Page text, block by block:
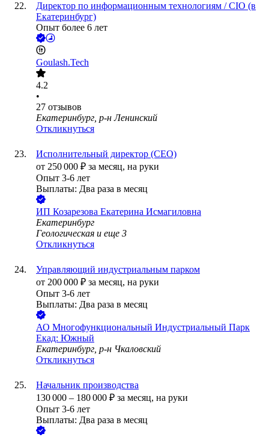
Директор по информационным технологиям / CIO (в
Екатеринбург)
Опыт более 6 лет
Goulash.Tech
4.2
•
27 отзывов
Екатеринбург, р-н Ленинский
Откликнуться
Исполнительный директор (CEO)
от 250 000 ₽ за месяц, на руки
Опыт 3-6 лет
Выплаты: Два раза в месяц
ИП Козарезова Екатерина Исмагиловна
Екатеринбург
Геологическая и еще 3
Откликнуться
Управляющий индустриальным парком
от 200 000 ₽ за месяц, на руки
Опыт 3-6 лет
Выплаты: Два раза в месяц
АО Многофункциональный Индустриальный Парк
Екад: Южный
Екатеринбург, р-н Чкаловский
Откликнуться
Начальник производства
130 000 – 180 000 ₽ за месяц, на руки
Опыт 3-6 лет
Выплаты: Два раза в месяц